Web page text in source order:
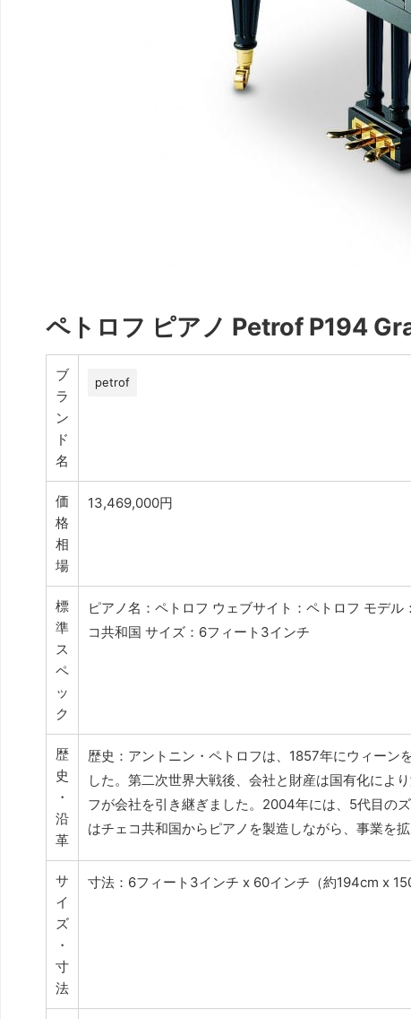
ペトロフ ピアノ Petrof P194
ブ
ラ
ン
ド
名
petrof
価
格
相
場
13,469,000円
標
準
ス
ペ
ッ
ク
ピアノ名：ペトロフ ウェブサイト：ペトロフ モデ
コ共和国 サイズ：6フィート3インチ
歴
史
・
沿
革
歴史：アントニン・ペトロフは、1857年にウィーン
した。第二次世界大戦後、会社と財産は国有化によ
フが会社を引き継ぎました。2004年には、5代目の
はチェコ共和国からピアノを製造しながら、事業を拡
サ
イ
ズ
・
寸
法
寸法：6フィート3インチ x 60インチ（約194cm x